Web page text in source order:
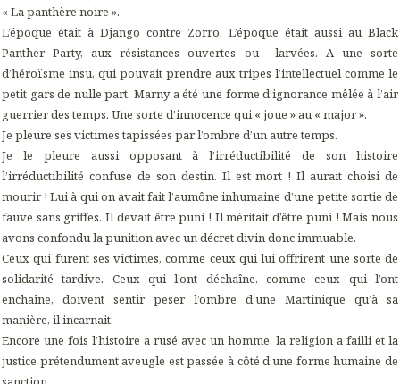
« La panthère noire ».
L’époque était à Django contre Zorro. L’époque était aussi au Black
Panther Party, aux résistances ouvertes ou larvées. A une sorte
d’héroïsme insu, qui pouvait prendre aux tripes l’intellectuel comme le
petit gars de nulle part. Marny a été une forme d’ignorance mêlée à l’air
guerrier des temps. Une sorte d’innocence qui « joue » au « major ».
Je pleure ses victimes tapissées par l’ombre d’un autre temps.
Je le pleure aussi opposant à l’irréductibilité de son histoire
l’irréductibilité confuse de son destin. Il est mort ! Il aurait choisi de
mourir ! Lui à qui on avait fait l’aumône inhumaine d’une petite sortie de
fauve sans griffes. Il devait être puni ! Il méritait d’être puni ! Mais nous
avons confondu la punition avec un décret divin donc immuable.
Ceux qui furent ses victimes, comme ceux qui lui offrirent une sorte de
solidarité tardive. Ceux qui l’ont déchaîne, comme ceux qui l’ont
enchaîne, doivent sentir peser l’ombre d’une Martinique qu’à sa
manière, il incarnait.
Encore une fois l’histoire a rusé avec un homme, la religion a failli et la
justice prétendument aveugle est passée à côté d’une forme humaine de